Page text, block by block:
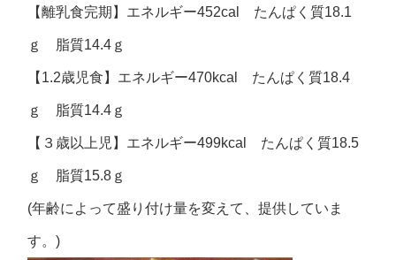
【離乳食完期】エネルギー452cal たんぱく質18.1
ｇ 脂質14.4ｇ
【1.2歳児食】エネルギー470kcal たんぱく質18.4
ｇ 脂質14.4ｇ
【３歳以上児】エネルギー499kcal たんぱく質18.5
ｇ 脂質15.8ｇ
(年齢によって盛り付け量を変えて、提供していま
す。)